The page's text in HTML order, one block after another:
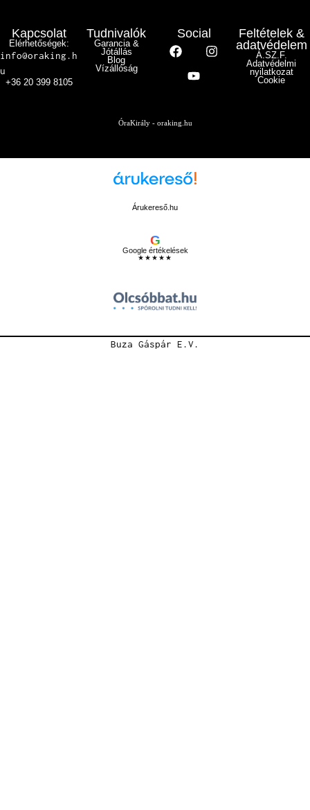
Kapcsolat
Elérhetőségek:
info@oraking.h
u
+36 20 399 8105
Tudnivalók
Garancia &
Jótállás
Blog
Vízállóság
Social
Feltételek &
adatvédelem
Á.SZ.F.
Adatvédelmi
nyilatkozat
Cookie
ÓraKirály - oraking.hu
Árukereső.hu
G
Google értékelések
★★★★★
Buza Gáspár E.V.